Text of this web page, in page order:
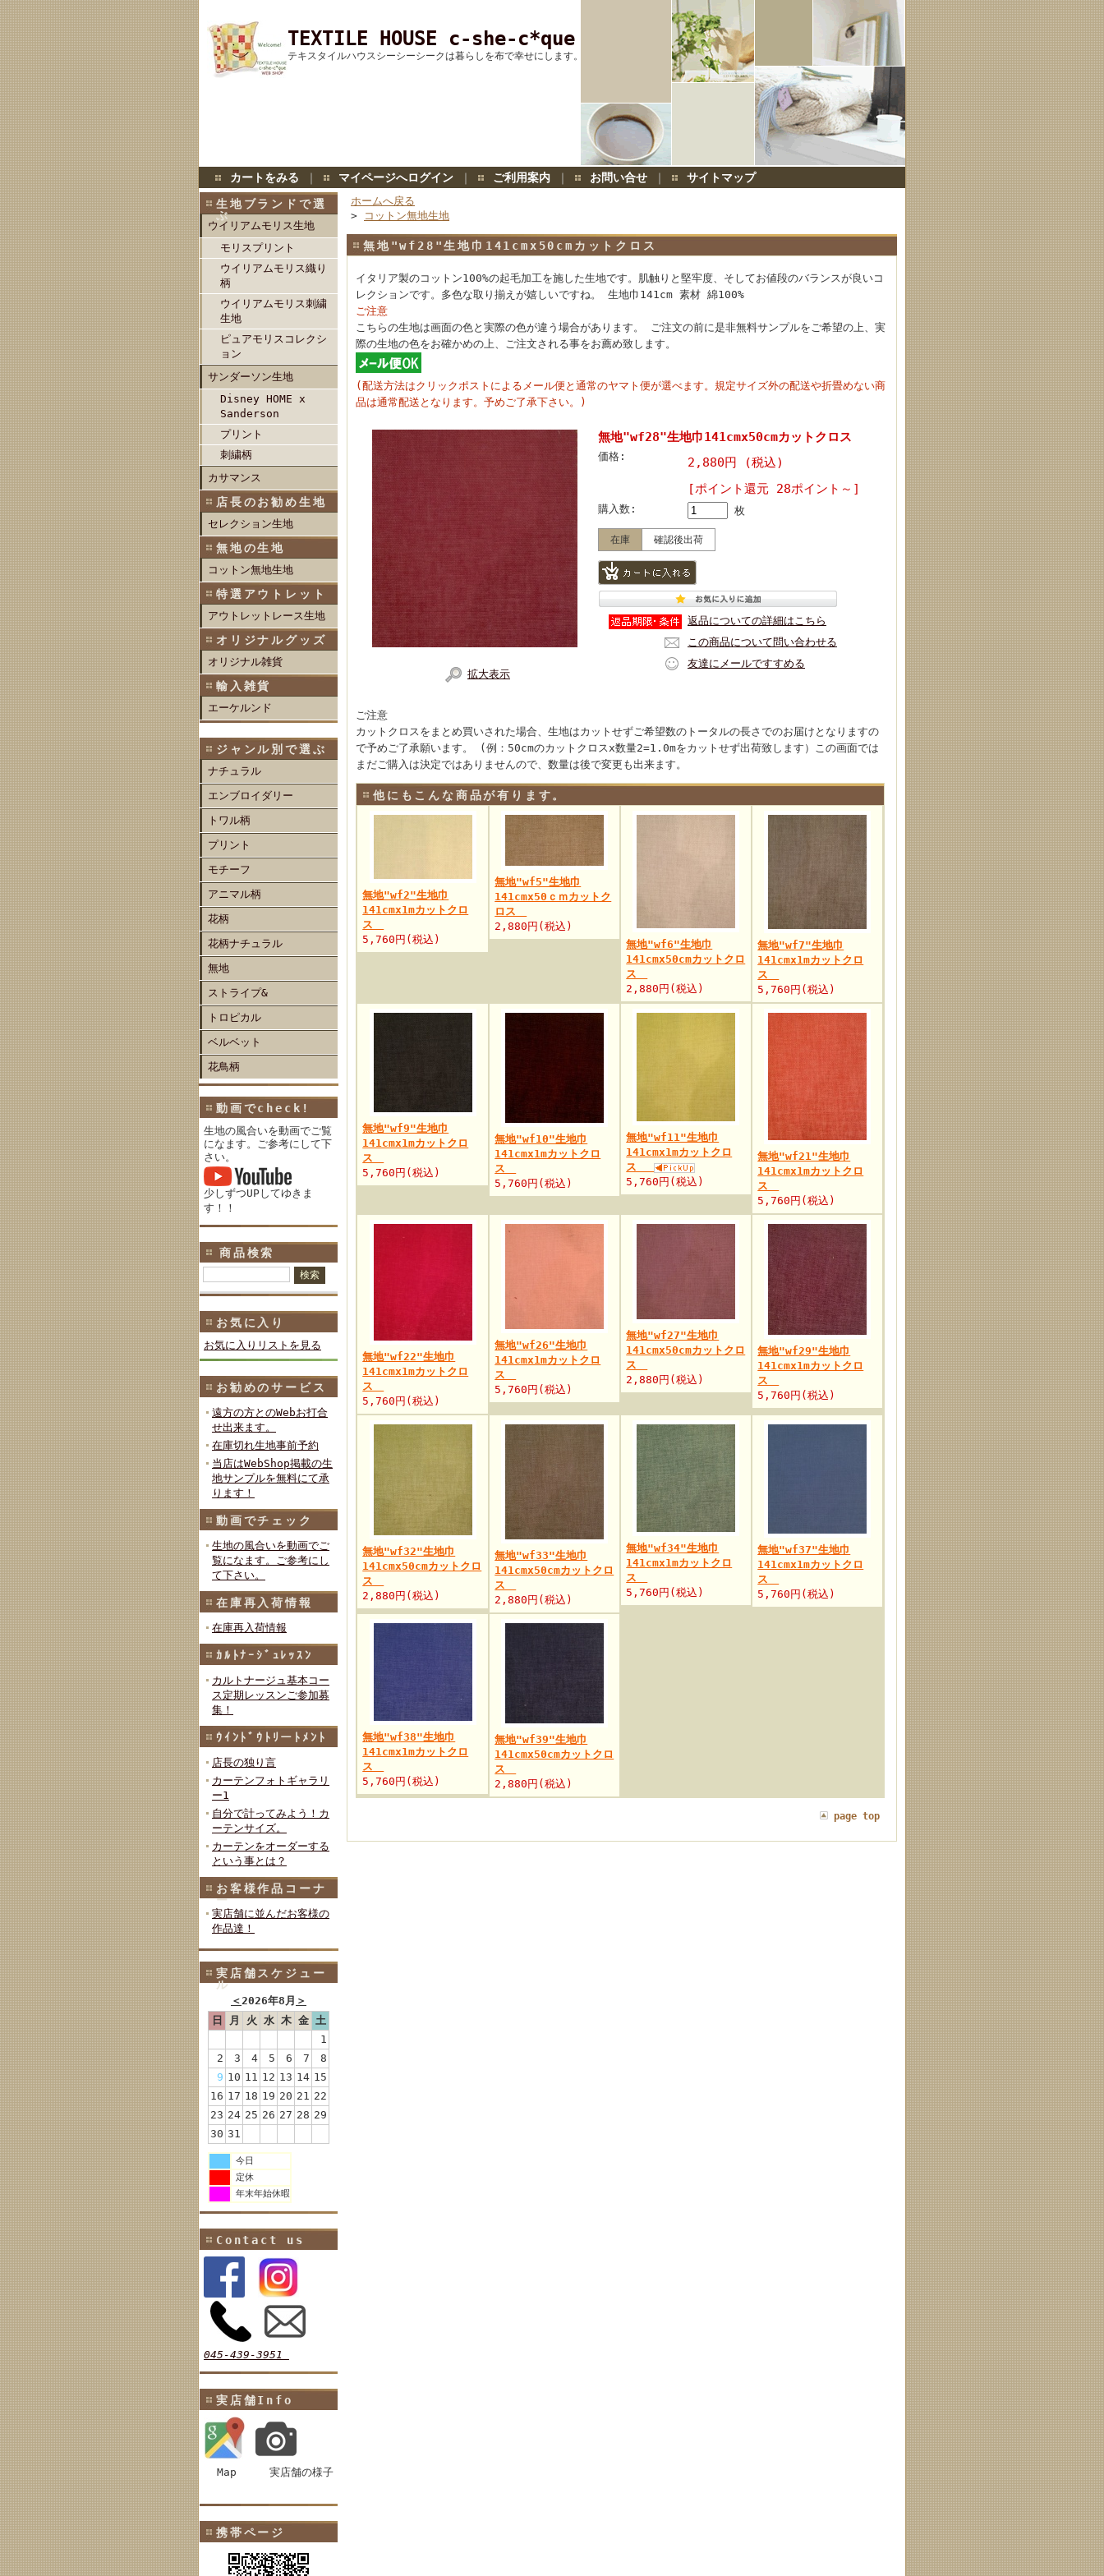
TEXTILE HOUSE c-she-c*que
テキスタイルハウスシーシーシークは暮らしを布で幸せにします。
カートをみる ｜ マイページへログイン ｜ ご利用案内 ｜ お問い合せ ｜
サイトマップ
生地ブランドで選
ぶ
ウイリアムモリス生地
モリスプリント
ウイリアムモリス織り
柄
ウイリアムモリス刺繍
生地
ピュアモリスコレクシ
ョン
サンダーソン生地
Disney HOME x
Sanderson
プリント
刺繍柄
カサマンス
店長のお勧め生地
セレクション生地
無地の生地
コットン無地生地
特選アウトレット
アウトレットレース生地
オリジナルグッズ
オリジナル雑貨
輸入雑貨
エーケルンド
ジャンル別で選ぶ
ナチュラル
エンブロイダリー
トワル柄
プリント
モチーフ
アニマル柄
花柄
花柄ナチュラル
無地
ストライプ&
トロピカル
ベルベット
花鳥柄
動画でcheck!
生地の風合いを動画でご覧
になます。ご参考にして下
さい。
少しずつUPしてゆきま
す！！
商品検索
お気に入り
お気に入りリストを見る
お勧めのサービス
遠方の方とのWebお打合
せ出来ます。
在庫切れ生地事前予約
当店はWebShop掲載の生
地サンプルを無料にて承
ります！
動画でチェック
生地の風合いを動画でご
覧になます。ご参考にし
て下さい。
在庫再入荷情報
在庫再入荷情報
ｶﾙﾄﾅｰｼﾞｭﾚｯｽﾝ
カルトナージュ基本コー
ス定期レッスンご参加募
集！
ｳｲﾝﾄﾞｳﾄﾘーﾄﾒﾝﾄ
店長の独り言
カーテンフォトギャラリ
ー1
自分で計ってみよう！カ
ーテンサイズ。
カーテンをオーダーする
という事とは？
お客様作品コーナ
ー
実店舗に並んだお客様の
作品達！
実店舗スケジュー
ル
＜2026年8月 ＞
日
月 火 水 木 金 土
1
2
3 4 5 6 7
8
9 10 11 12 13 14 15
16 17 18 19 20 21 22
23 24 25 26 27 28 29
30 31
今日
定休
年末年始休暇
Contact us
045-439-3951
実店舗Info
Map 実店舗の様子
携帯ページ
ホームへ戻る
>
コットン無地生地
無地"wf28"生地巾141cmx50cmカットクロス
イタリア製のコットン100%の起毛加工を施した生地です。肌触りと堅牢度、そしてお値段のバランスが良いコ
レクションです。多色な取り揃えが嬉しいですね。 生地巾141cm 素材 綿100%
ご注意
こちらの生地は画面の色と実際の色が違う場合があります。 ご注文の前に是非無料サンプルをご希望の上、実
際の生地の色をお確かめの上、ご注文される事をお薦め致します。
(配送方法はクリックポストによるメール便と通常のヤマト便が選べます。規定サイズ外の配送や折畳めない商
品は通常配送となります。予めご了承下さい。)
拡大表示
無地"wf28"生地巾141cmx50cmカットクロス
価格:
2,880円 (税込)
[ポイント還元 28ポイント～]
購入数: 枚
在庫 確認後出荷
返品についての詳細はこちら
この商品について問い合わせる
友達にメールですすめる
ご注意
カットクロスをまとめ買いされた場合、生地はカットせずご希望数のトータルの長さでのお届けとなりますの
で予めご了承願います。 (例：50cmのカットクロスx数量2=1.0mをカットせず出荷致します）この画面では
まだご購入は決定ではありませんので、数量は後で変更も出来ます。
他にもこんな商品が有ります。
無地"wf2"生地巾
141cmx1mカットクロ
ス
5,760円(税込)
無地"wf5"生地巾
141cmx50ｃｍカットク
ロス
2,880円(税込)
無地"wf6"生地巾
141cmx50cmカットクロ
ス
2,880円(税込)
無地"wf7"生地巾
141cmx1mカットクロ
ス
5,760円(税込)
無地"wf9"生地巾
141cmx1mカットクロ
ス
5,760円(税込)
無地"wf10"生地巾
141cmx1mカットクロ
ス
5,760円(税込)
無地"wf11"生地巾
141cmx1mカットクロ
ス
5,760円(税込)
無地"wf21"生地巾
141cmx1mカットクロ
ス
5,760円(税込)
無地"wf22"生地巾
141cmx1mカットクロ
ス
5,760円(税込)
無地"wf26"生地巾
141cmx1mカットクロ
ス
5,760円(税込)
無地"wf27"生地巾
141cmx50cmカットクロ
ス
2,880円(税込)
無地"wf29"生地巾
141cmx1mカットクロ
ス
5,760円(税込)
無地"wf32"生地巾
141cmx50cmカットクロ
ス
2,880円(税込)
無地"wf33"生地巾
141cmx50cmカットクロ
ス
2,880円(税込)
無地"wf34"生地巾
141cmx1mカットクロ
ス
5,760円(税込)
無地"wf37"生地巾
141cmx1mカットクロ
ス
5,760円(税込)
無地"wf38"生地巾
141cmx1mカットクロ
ス
5,760円(税込)
無地"wf39"生地巾
141cmx50cmカットクロ
ス
2,880円(税込)
page top